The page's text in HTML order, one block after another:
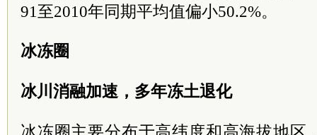
91至2010年同期平均值偏小50.2%。
冰冻圈
冰川消融加速，多年冻土退化